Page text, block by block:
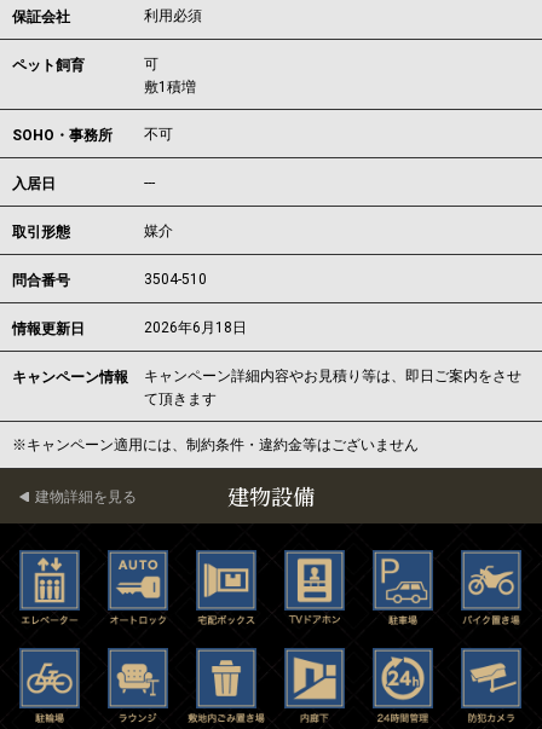
保証会社 利用必須
ペット飼育
可
敷1積増
SOHO・事務所 不可
入居日 ---
取引形態 媒介
問合番号 3504-510
情報更新日 2026年6月18日
キャンペーン情報
キャンペーン詳細内容やお見積り等は、即日ご案内をさせ
て頂きます
※キャンペーン適用には、制約条件・違約金等はございません
建物設備
建物詳細を見る